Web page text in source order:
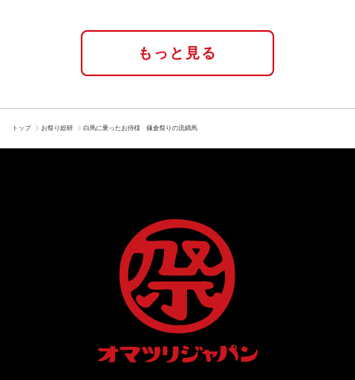
もっと見る
トップ お祭り総研 白馬に乗ったお侍様 鎌倉祭りの流鏑馬